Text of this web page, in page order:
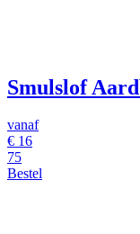
Smulslof
vanaf
€ 16
75
Bestel